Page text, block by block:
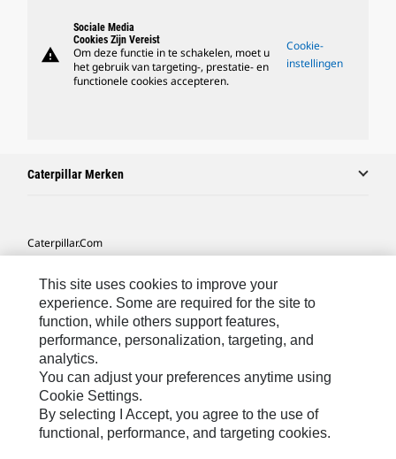
warning
Sociale Media
Cookies Zijn Vereist
Om deze functie in te schakelen, moet u
het gebruik van targeting-, prestatie- en
functionele cookies accepteren.
Cookie-
instellingen
Caterpillar Merken
Caterpillar.com
Mijn Marketingvoorkeuren
Site Map
Cookie Settings
Legal
Privacy
This site uses cookies to improve your
experience. Some are required for the site to
function, while others support features,
performance, personalization, targeting, and
analytics.
You can adjust your preferences anytime using
Cookie Settings.
By selecting I Accept, you agree to the use of
functional, performance, and targeting cookies.